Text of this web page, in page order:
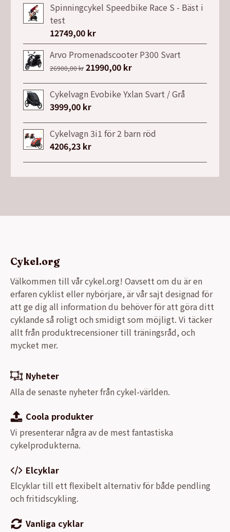
Spinningcykel Speedbike Race S - Bäst i
test
12749,00 kr
Arvo Promenadscooter P300 Svart
26900,00kr Det
priset
var:
21990,00 krDet
priset
Cykelvagn Evobike Yxlan Svart / Grå
3999,00 kr
Cykelvagn 3i1 för 2 barn röd
4206,23 kr
Cykel.org
Välkommen till vår cykel.org! Oavsett om du är en
erfaren cyklist eller nybörjare, är vår sajt designad för
att ge dig all information du behöver för att göra ditt
cyklande så roligt och smidigt som möjligt. Vi täcker
allt från produktrecensioner till träningsråd, och
mycket mer.
Nyheter
Alla de senaste nyheter från cykel-världen.
Coola produkter
Vi presenterar några av de mest fantastiska
cykelprodukterna.
Elcyklar
Elcyklar till ett flexibelt alternativ för både pendling
och fritidscykling.
Vanliga cyklar